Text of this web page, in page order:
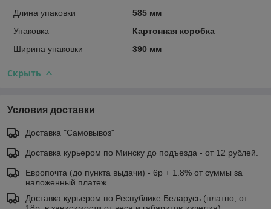
Длина упаковки
585 мм
Упаковка
Картонная коробка
Ширина упаковки
390 мм
Скрыть
Условия доставки
Доставка "Самовывоз"
Доставка курьером по Минску до подъезда - от 12 рублей.
Европочта (до пункта выдачи) - 6р + 1.8% от суммы за
наложенный платеж
Доставка курьером по Республике Беларусь (платно, от